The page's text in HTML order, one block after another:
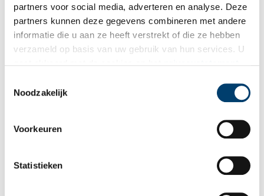
partners voor social media, adverteren en analyse. Deze
partners kunnen deze gegevens combineren met andere
informatie die u aan ze heeft verstrekt of die ze hebben
verzameld op basis van uw gebruik van hun services. U
Noodzakelijk
Voorkeuren
Statistieken
een schriftelijke aanzegging dat ze binnen een week dienden te
verhuizen naar Amsterdam. Ze moesten zich daar vestigen in het
‘jodenkwartier’. Na het verstrijken van die termijn was Haarlem
voor joden verboden gebied. Hun deportatie naar Westerbork, en
verder naar de vernietigingskampen, vond voortaan plaats vanuit
Van ongeveer 690 Haarlemse joden staat vast dat zij het leven
meegeteld.